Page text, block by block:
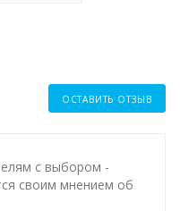
ОСТАВИТЬ ОТЗЫВ
с выбором -
своим мнением об